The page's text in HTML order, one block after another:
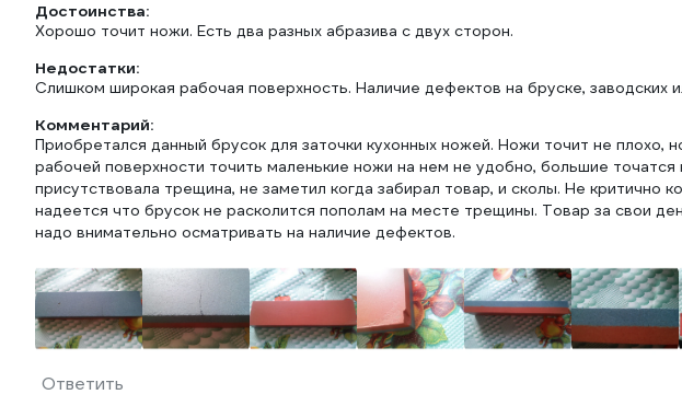
Достоинства:
Хорошо точит ножи. Есть два разных абразива с двух сторон.
Недостатки:
Слишком широкая рабочая поверхность. Наличие дефектов на бруске, заводских
Комментарий:
Приобретался данный брусок для заточки кухонных ножей. Ножи точит не плохо,
рабочей поверхности точить маленькие ножи на нем не удобно, большие точатся
присутствовала трещина, не заметил когда забирал товар, и сколы. Не критично
надеется что брусок не расколится пополам на месте трещины. Товар за свои
надо внимательно осматривать на наличие дефектов.
Ответить